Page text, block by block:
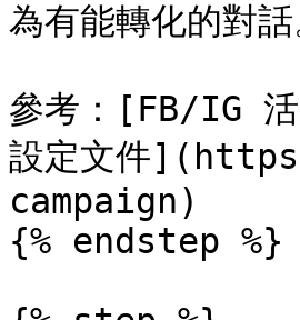
為有能轉化的對話
參考：[FB/IG
設定文件
campaign)
{% endstep %}